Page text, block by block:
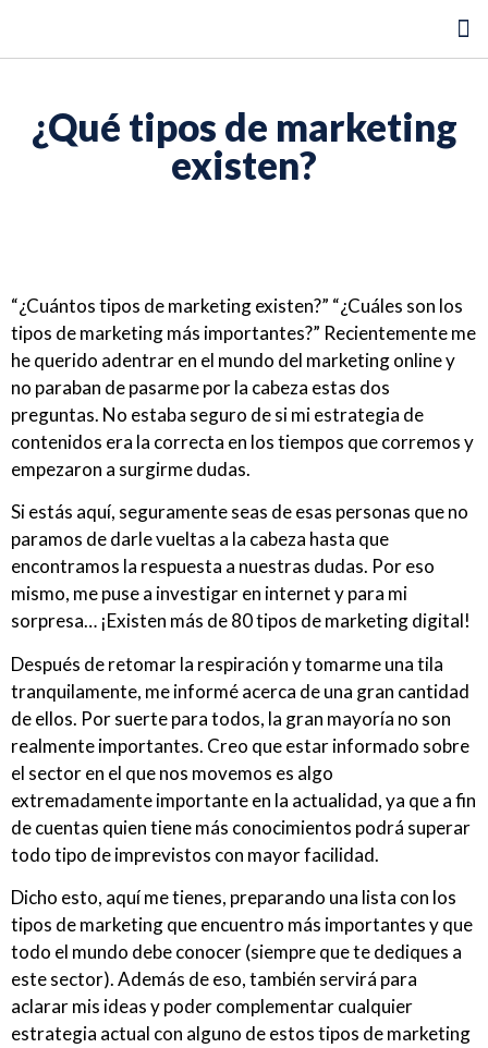
¿Qué tipos de marketing
existen?
“¿Cuántos tipos de marketing existen?” “¿Cuáles son los
tipos de marketing más importantes?” Recientemente me
he querido adentrar en el mundo del marketing online y
no paraban de pasarme por la cabeza estas dos
preguntas. No estaba seguro de si mi estrategia de
contenidos era la correcta en los tiempos que corremos y
empezaron a surgirme dudas.
Si estás aquí, seguramente seas de esas personas que no
paramos de darle vueltas a la cabeza hasta que
encontramos la respuesta a nuestras dudas. Por eso
mismo, me puse a investigar en internet y para mi
sorpresa… ¡Existen más de 80 tipos de marketing digital!
Después de retomar la respiración y tomarme una tila
tranquilamente, me informé acerca de una gran cantidad
de ellos. Por suerte para todos, la gran mayoría no son
realmente importantes. Creo que estar informado sobre
el sector en el que nos movemos es algo
extremadamente importante en la actualidad, ya que a fin
de cuentas quien tiene más conocimientos podrá superar
todo tipo de imprevistos con mayor facilidad.
Dicho esto, aquí me tienes, preparando una lista con los
tipos de marketing que encuentro más importantes y que
todo el mundo debe conocer (siempre que te dediques a
este sector). Además de eso, también servirá para
aclarar mis ideas y poder complementar cualquier
estrategia actual con alguno de estos tipos de marketing